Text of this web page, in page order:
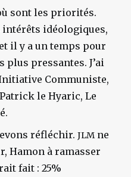
sont les priorités.
idéologiques,
il y a un temps pour
pressantes. J’ai
Communiste,
le Hyaric, Le
réfléchir. JLMne
Hamon à ramasser
fait : 25%